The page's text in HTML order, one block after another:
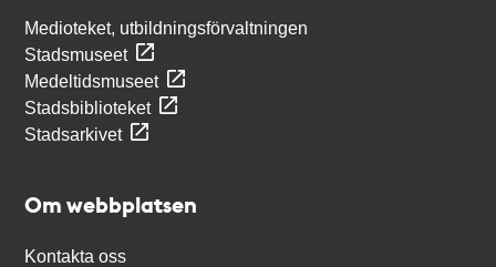
Medioteket, utbildningsförvaltningen
Stadsmuseet
Medeltidsmuseet
Stadsbiblioteket
Stadsarkivet
Om webbplatsen
Kontakta oss